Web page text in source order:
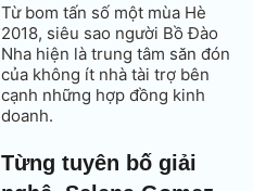
Từ bom tấn số một mùa Hè
2018, siêu sao người Bồ Đào
Nha hiện là trung tâm săn đón
của không ít nhà tài trợ bên
cạnh những hợp đồng kinh
doanh.
Từng tuyên bố giải